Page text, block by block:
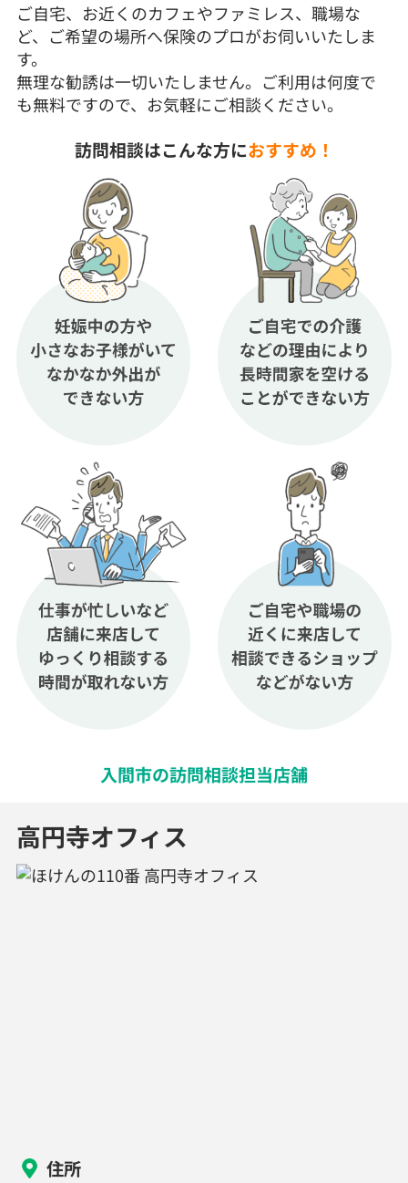
ご自宅、お近くのカフェやファミレス、職場な
ど、ご希望の場所へ保険のプロがお伺いいたしま
す。
無理な勧誘は一切いたしません。ご利用は何度で
も無料ですので、お気軽にご相談ください。
訪問相談はこんな方におすすめ！
入間市の訪問相談担当店舗
高円寺オフィス
住所